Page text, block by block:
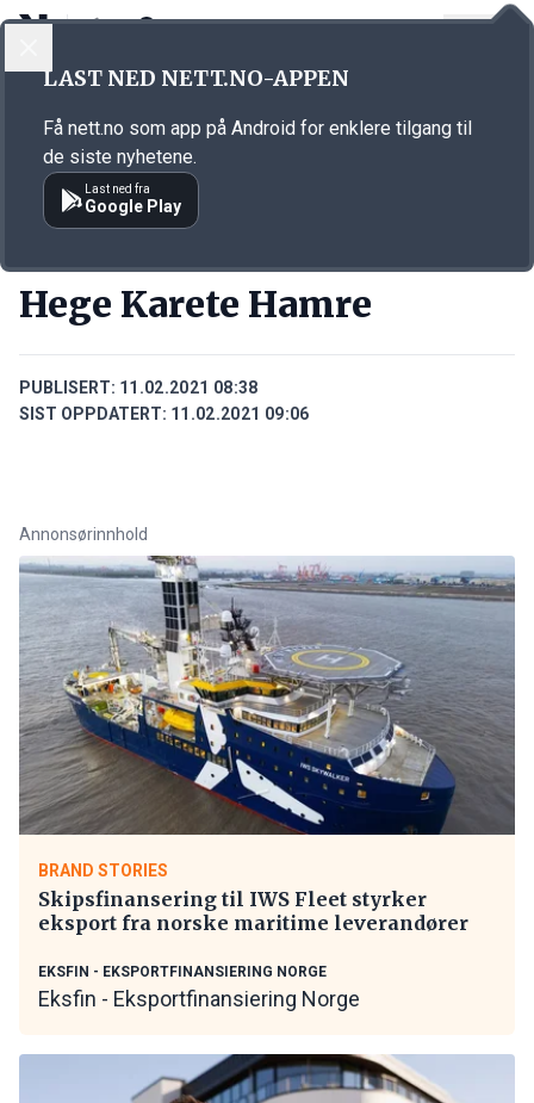
Annonsørinnhold
Hege Karete Hamre
PUBLISERT: 11.02.2021 08:38
SIST OPPDATERT: 11.02.2021 09:06
Annonsørinnhold
BRAND STORIES
Skipsfinansering til IWS Fleet styrker
eksport fra norske maritime leverandører
EKSFIN - EKSPORTFINANSIERING NORGE
Eksfin - Eksportfinansiering Norge
LAST NED NETT.NO-APPEN
Få nett.no som app på Android for enklere tilgang til
de siste nyhetene.
Last ned fra
Google Play